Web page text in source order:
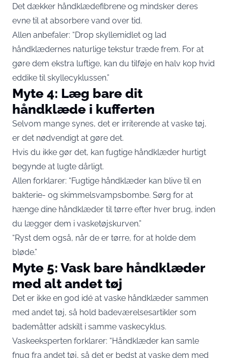
Det dækker håndklædefibrene og mindsker deres
evne til at absorbere vand over tid.
Allen anbefaler: “Drop skyllemidlet og lad
håndklædernes naturlige tekstur træde frem. For at
gøre dem ekstra luftige, kan du tilføje en halv kop hvid
eddike til skyllecyklussen.”
Myte 4: Læg bare dit
håndklæde i kufferten
Selvom mange synes, det er irriterende at vaske tøj,
er det nødvendigt at gøre det.
Hvis du ikke gør det, kan fugtige håndklæder hurtigt
begynde at lugte dårligt.
Allen forklarer: “Fugtige håndklæder kan blive til en
bakterie- og skimmelsvampsbombe. Sørg for at
hænge dine håndklæder til tørre efter hver brug, inden
du lægger dem i vasketøjskurven.”
“Ryst dem også, når de er tørre, for at holde dem
bløde.”
Myte 5: Vask bare håndklæder
med alt andet tøj
Det er ikke en god idé at vaske håndklæder sammen
med andet tøj, så hold badeværelsesartikler som
bademåtter adskilt i samme vaskecyklus.
Vaskeeksperten forklarer: “Håndklæder kan samle
fnug fra andet tøj, så det er bedst at vaske dem med